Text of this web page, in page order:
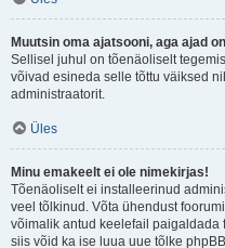
Muutsin oma ajatsooni, aga ajad
Sellisel juhul on tõenäoliselt
võivad esineda selle tõttu väiksed
administraatorit.
Üles
Minu emakeelt ei ole nimekirjas!
Tõenäoliselt ei installeerinud
veel tõlkinud. Võta ühendust
võimalik antud keelefail paigaldada
siis võid ka ise luua uue tõlke